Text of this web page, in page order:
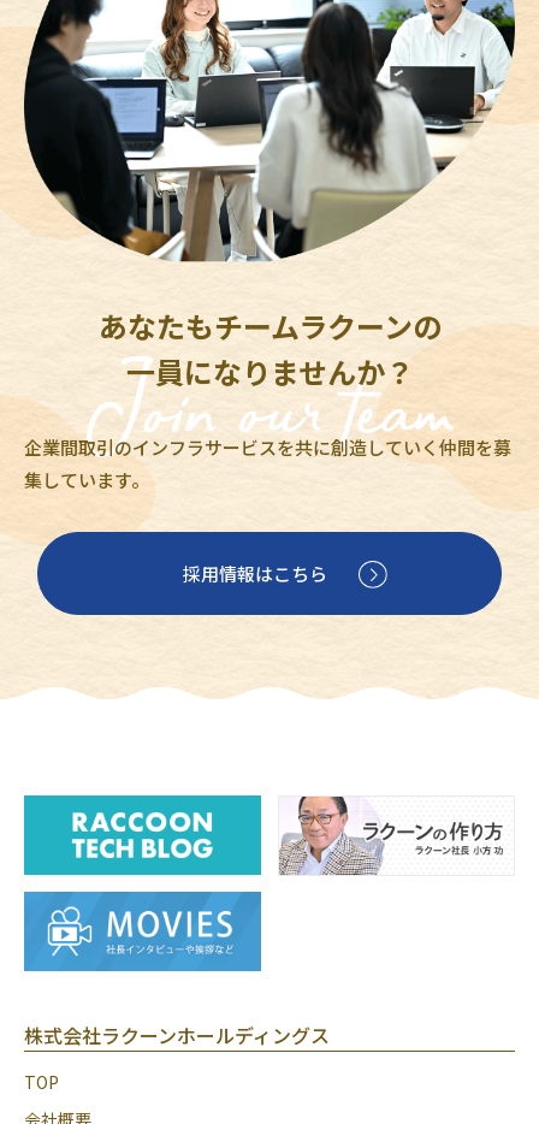
あなたもチームラクーンの
一員になりませんか？
企業間取引のインフラサービスを共に創造していく仲間を募
集しています。
採用情報はこちら
株式会社ラクーンホールディングス
TOP